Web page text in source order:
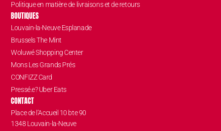
Politique en matière de livraisons et de retours
BOUTIQUES
Louvain-la-Neuve Esplanade
Brussels The Mint
Woluwé Shopping Center
Mons Les Grands Prés
CONFIZZ Card
Pressé.e? Uber Eats
CONTACT
Place de l’Accueil 10 bte 90
1348 Louvain-la-Neuve